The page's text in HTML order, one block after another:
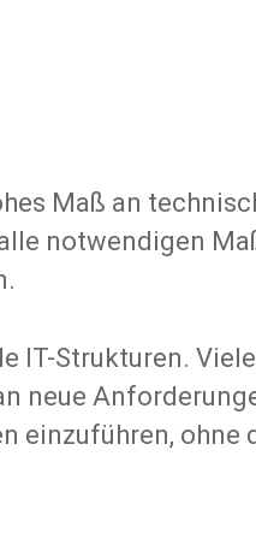
Maß an
notwendigen
IT-Strukturen.
neue
einzuführen, ohne